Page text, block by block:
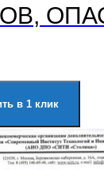
в 1 клик